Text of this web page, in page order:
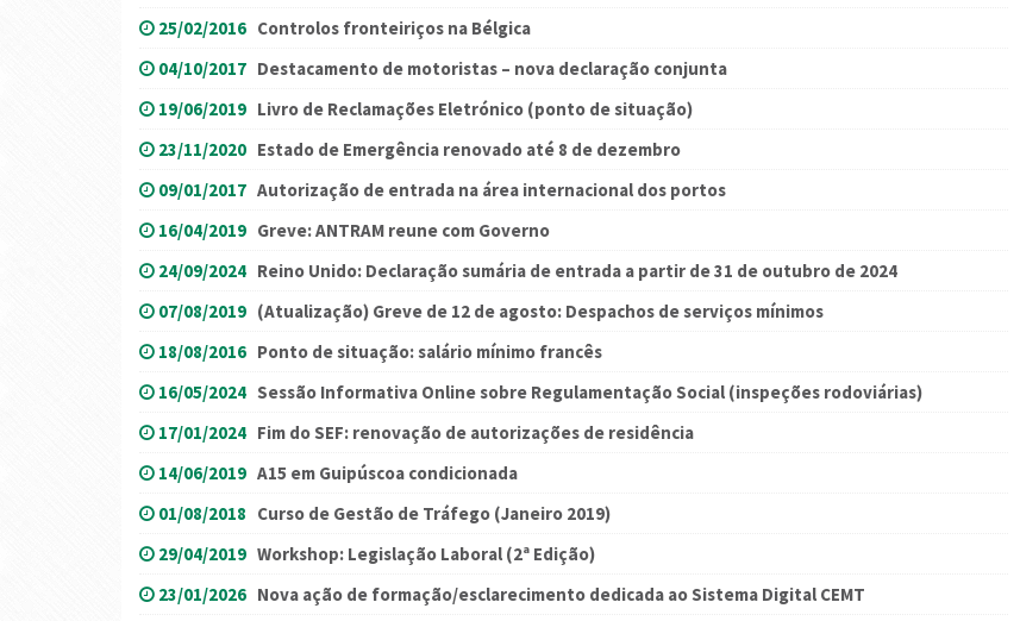
25/02/2016 Controlos fronteiriços na Bélgica
04/10/2017 Destacamento de motoristas – nova declaração conjunta
19/06/2019 Livro de Reclamações Eletrónico (ponto de situação)
23/11/2020 Estado de Emergência renovado até 8 de dezembro
09/01/2017 Autorização de entrada na área internacional dos portos
16/04/2019 Greve: ANTRAM reune com Governo
24/09/2024 Reino Unido: Declaração sumária de entrada a partir de 31 de outubro de 2024
07/08/2019 (Atualização) Greve de 12 de agosto: Despachos de serviços mínimos
18/08/2016 Ponto de situação: salário mínimo francês
16/05/2024 Sessão Informativa Online sobre Regulamentação Social (inspeções rodoviárias)
17/01/2024 Fim do SEF: renovação de autorizações de residência
14/06/2019 A15 em Guipúscoa condicionada
01/08/2018 Curso de Gestão de Tráfego (Janeiro 2019)
29/04/2019 Workshop: Legislação Laboral (2ª Edição)
23/01/2026 Nova ação de formação/esclarecimento dedicada ao Sistema Digital CEMT